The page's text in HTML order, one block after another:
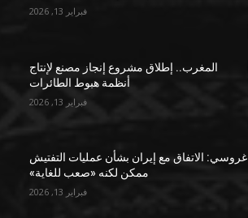
فبراير 13, 2026
المغرب.. إطلاق مشروع إنجاز مصنع لإنتاج
أنظمة هبوط الطائرات
فبراير 13, 2026
غروسي: الاتفاق مع إيران بشأن عمليات التفتيش
ممكن لكنه «صعب للغاية»
فبراير 13, 2026